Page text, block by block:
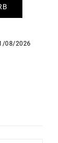
08/2026